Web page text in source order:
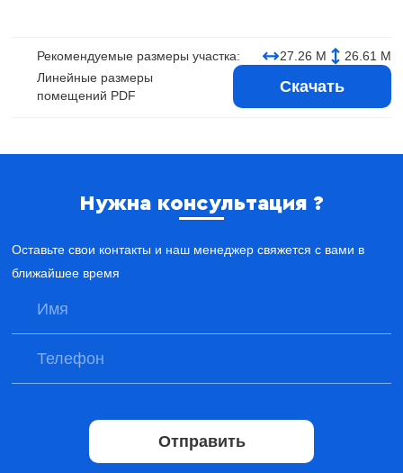
Рекомендуемые размеры участка: 27.26 М
26.61 М
Линейные размеры
помещений PDF
Скачать
Нужна консультация ?
Оставьте свои контакты и наш менеджер свяжется с вами в
ближайшее время
Отправить